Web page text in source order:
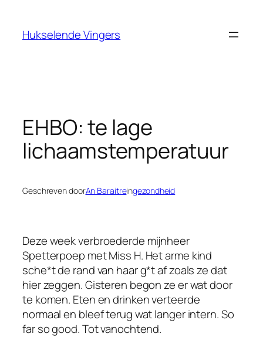
Hukselende Vingers
EHBO: te lage
lichaamstemperatuur
Geschreven doorAn Baraitreingezondheid
Deze week verbroederde mijnheer
Spetterpoep met Miss H. Het arme kind
sche*t de rand van haar g*t af zoals ze dat
hier zeggen. Gisteren begon ze er wat door
te komen. Eten en drinken verteerde
normaal en bleef terug wat langer intern. So
far so good. Tot vanochtend.